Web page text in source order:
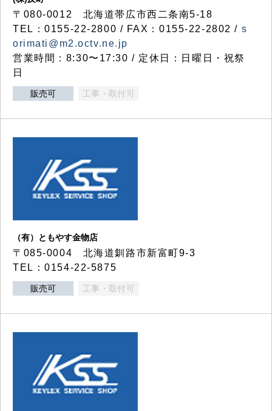
〒080-0012 北海道帯広市西二条南5-18
TEL：0155-22-2800 / FAX：0155-22-2802 / s
orimati@m2.octv.ne.jp
営業時間：8:30〜17:30 / 定休日：日曜日・祝祭
日
販売可 工事・取付可
（有）ともやす金物店
〒085-0004 北海道釧路市新富町9-3
TEL：0154-22-5875
販売可 工事・取付可